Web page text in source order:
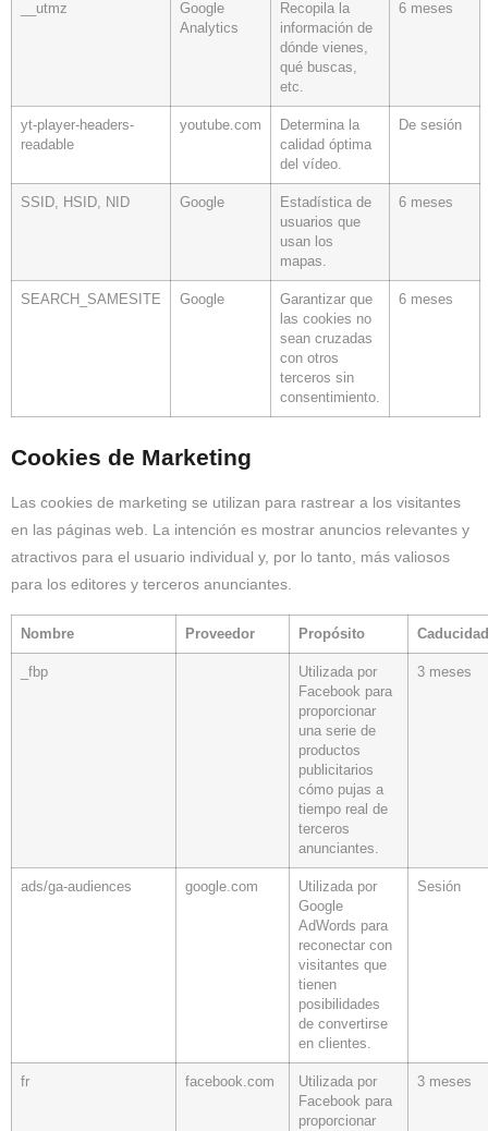
__utmz
Google
Analytics
Recopila la
información de
dónde vienes,
qué buscas,
etc.
6 meses
yt-player-headers-
readable
youtube.com
Determina la
calidad óptima
del vídeo.
De sesión
SSID, HSID, NID Google
Estadística de
usuarios que
usan los
mapas.
6 meses
SEARCH_SAMESITE Google
Garantizar que
las cookies no
sean cruzadas
con otros
terceros sin
consentimiento.
6 meses
Cookies de Marketing
Las cookies de marketing se utilizan para rastrear a los visitantes
en las páginas web. La intención es mostrar anuncios relevantes y
atractivos para el usuario individual y, por lo tanto, más valiosos
para los editores y terceros anunciantes.
Nombre Proveedor Propósito Caducidad
_fbp
Utilizada por
Facebook para
proporcionar
una serie de
productos
publicitarios
cómo pujas a
tiempo real de
terceros
anunciantes.
3 meses
ads/ga-audiences google.com
Utilizada por
Google
AdWords para
reconectar con
visitantes que
tienen
posibilidades
de convertirse
en clientes.
Sesión
fr facebook.com
Utilizada por
Facebook para
proporcionar
3 meses